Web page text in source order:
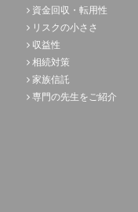
資金回収・転用性
リスクの小ささ
収益性
相続対策
家族信託
専門の先生をご紹介